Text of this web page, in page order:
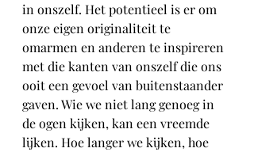
in onszelf. Het potentieel is er om
onze eigen originaliteit te
omarmen en anderen te inspireren
met die kanten van onszelf die ons
ooit een gevoel van buitenstaander
gaven. Wie we niet lang genoeg in
de ogen kijken, kan een vreemde
lijken. Hoe langer we kijken, hoe